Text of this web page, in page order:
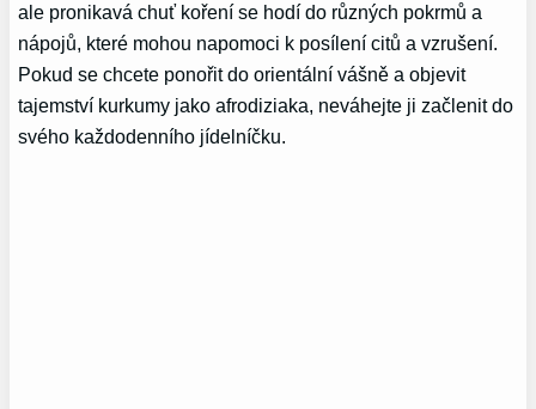
ale pronikavá chuť koření se hodí do různých pokrmů a
nápojů, které mohou napomoci k posílení citů a vzrušení.
Pokud se chcete ponořit do orientální vášně a objevit
tajemství kurkumy jako afrodiziaka, neváhejte ji začlenit do
svého každodenního jídelníčku.